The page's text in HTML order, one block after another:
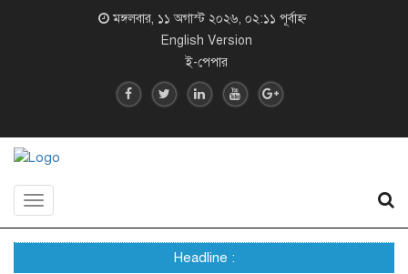
মঙ্গলবার, ১১ অগাস্ট ২০২৬, ০২:১১ পূর্বাহ্ন
English Version
ই-পেপার
Toggle
Headline :